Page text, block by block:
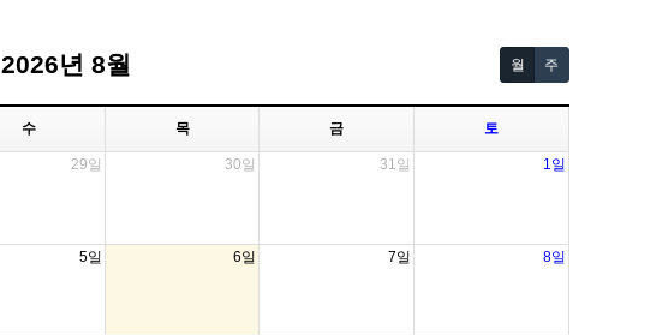
2026년 8월 월 주
수 목 금 토
29일 30일 31일 1일
5일 6일 7일 8일